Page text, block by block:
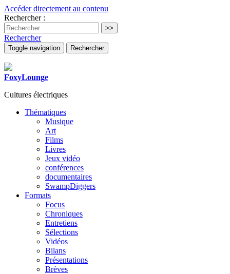
Accéder directement au contenu
Rechercher :
Rechercher
Toggle navigation Rechercher
FoxyLounge
Cultures électriques
Thématiques
Musique
Art
Films
Livres
Jeux vidéo
conférences
documentaires
SwampDiggers
Formats
Focus
Chroniques
Entretiens
Sélections
Vidéos
Bilans
Présentations
Brèves